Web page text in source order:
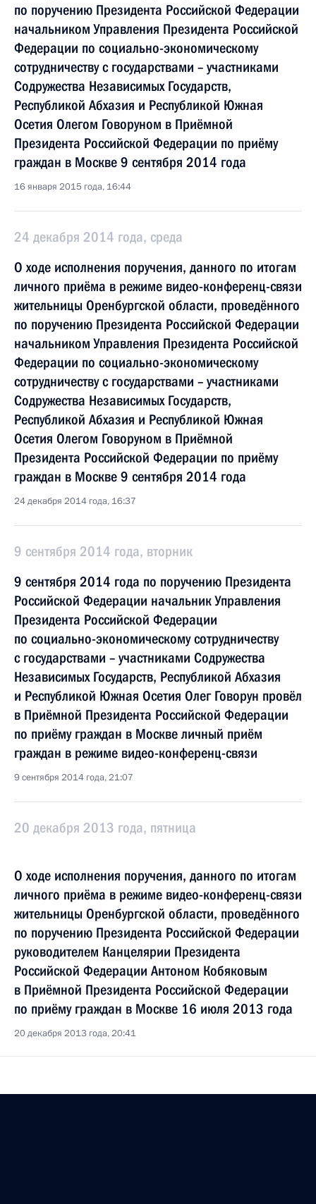
по поручению Президента Российской Федерации
начальником Управления Президента Российской
Федерации по социально-экономическому
сотрудничеству с государствами – участниками
Содружества Независимых Государств,
Республикой Абхазия и Республикой Южная
Осетия Олегом Говоруном в Приёмной
Президента Российской Федерации по приёму
граждан в Москве 9 сентября 2014 года
16 января 2015 года, 16:44
24 декабря 2014 года, среда
О ходе исполнения поручения, данного по итогам
личного приёма в режиме видео-конференц-связи
жительницы Оренбургской области, проведённого
по поручению Президента Российской Федерации
начальником Управления Президента Российской
Федерации по социально-экономическому
сотрудничеству с государствами – участниками
Содружества Независимых Государств,
Республикой Абхазия и Республикой Южная
Осетия Олегом Говоруном в Приёмной
Президента Российской Федерации по приёму
граждан в Москве 9 сентября 2014 года
24 декабря 2014 года, 16:37
9 сентября 2014 года, вторник
9 сентября 2014 года по поручению Президента
Российской Федерации начальник Управления
Президента Российской Федерации
по социально-экономическому сотрудничеству
с государствами – участниками Содружества
Независимых Государств, Республикой Абхазия
и Республикой Южная Осетия Олег Говорун провёл
в Приёмной Президента Российской Федерации
по приёму граждан в Москве личный приём
граждан в режиме видео-конференц-связи
9 сентября 2014 года, 21:07
20 декабря 2013 года, пятница
О ходе исполнения поручения, данного по итогам
личного приёма в режиме видео-конференц-связи
жительницы Оренбургской области, проведённого
по поручению Президента Российской Федерации
руководителем Канцелярии Президента
Российской Федерации Антоном Кобяковым
в Приёмной Президента Российской Федерации
по приёму граждан в Москве 16 июля 2013 года
20 декабря 2013 года, 20:41